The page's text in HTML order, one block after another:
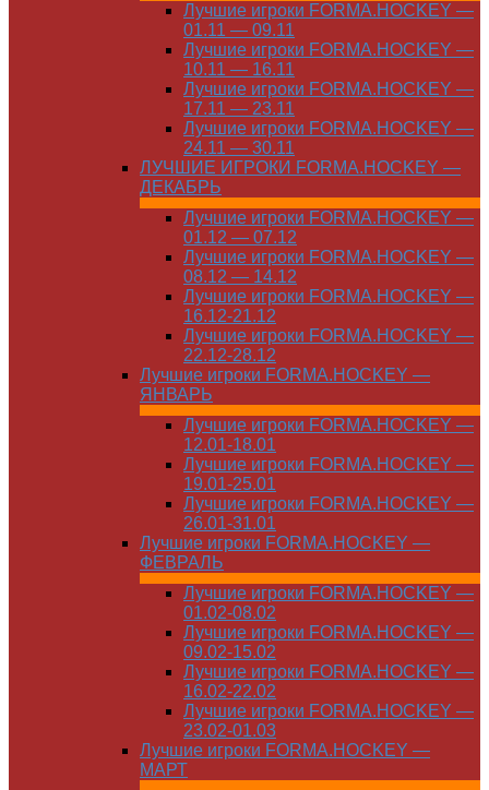
Лучшие игроки FORMA.HOCKEY —
01.11 — 09.11
Лучшие игроки FORMA.HOCKEY —
10.11 — 16.11
Лучшие игроки FORMA.HOCKEY —
17.11 — 23.11
Лучшие игроки FORMA.HOCKEY —
24.11 — 30.11
ЛУЧШИЕ ИГРОКИ FORMA.HOCKEY —
ДЕКАБРЬ
Лучшие игроки FORMA.HOCKEY —
01.12 — 07.12
Лучшие игроки FORMA.HOCKEY —
08.12 — 14.12
Лучшие игроки FORMA.HOCKEY —
16.12-21.12
Лучшие игроки FORMA.HOCKEY —
22.12-28.12
Лучшие игроки FORMA.HOCKEY —
ЯНВАРЬ
Лучшие игроки FORMA.HOCKEY —
12.01-18.01
Лучшие игроки FORMA.HOCKEY —
19.01-25.01
Лучшие игроки FORMA.HOCKEY —
26.01-31.01
Лучшие игроки FORMA.HOCKEY —
ФЕВРАЛЬ
Лучшие игроки FORMA.HOCKEY —
01.02-08.02
Лучшие игроки FORMA.HOCKEY —
09.02-15.02
Лучшие игроки FORMA.HOCKEY —
16.02-22.02
Лучшие игроки FORMA.HOCKEY —
23.02-01.03
Лучшие игроки FORMA.HOCKEY —
МАРТ